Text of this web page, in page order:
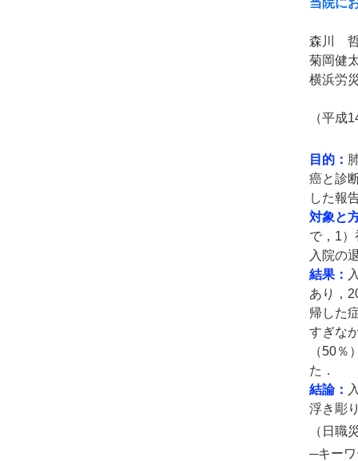
当院に
森川
菊岡健
横浜労
（平成
目的：
癌と診
した報
対象と
で，1
入院の
結果：
あり，
帰した
すぎな
（50％
た．
結論：
浮き彫
（日職
─キー